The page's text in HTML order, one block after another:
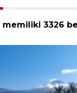
memiliki 3326